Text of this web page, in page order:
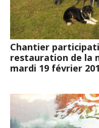
Chantier
restauration de la
mardi 19 février